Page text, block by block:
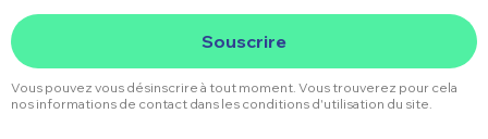
Souscrire
Vous pouvez vous désinscrire à tout moment. Vous trouverez pour cela
nos informations de contact dans les conditions d'utilisation du site.